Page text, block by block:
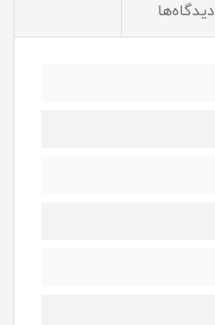
دیدگاه‌ها